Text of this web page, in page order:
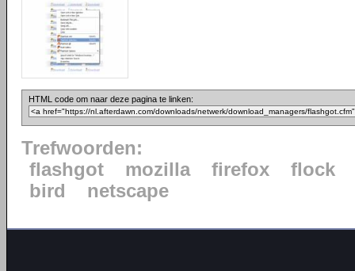
HTML code om naar deze pagina te linken:
Trefwoorden:
flashgot
mozilla firefox
flock
bird
netscape